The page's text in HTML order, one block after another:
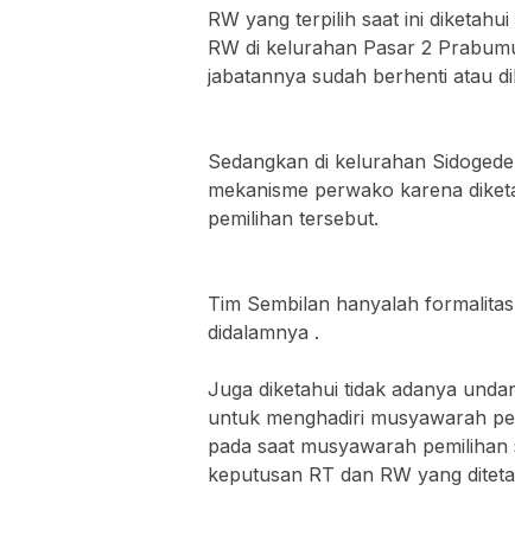
‎RW yang terpilih saat ini
RW di kelurahan Pasar 2
jabatannya sudah berhenti atau
‎Sedangkan di kelurahan
mekanisme perwako karena
pemilihan tersebut.
‎Tim Sembilan hanyalah
didalamnya .
‎Juga diketahui tidak adanya
untuk menghadiri musyawarah
pada saat musyawarah
keputusan RT dan RW yang